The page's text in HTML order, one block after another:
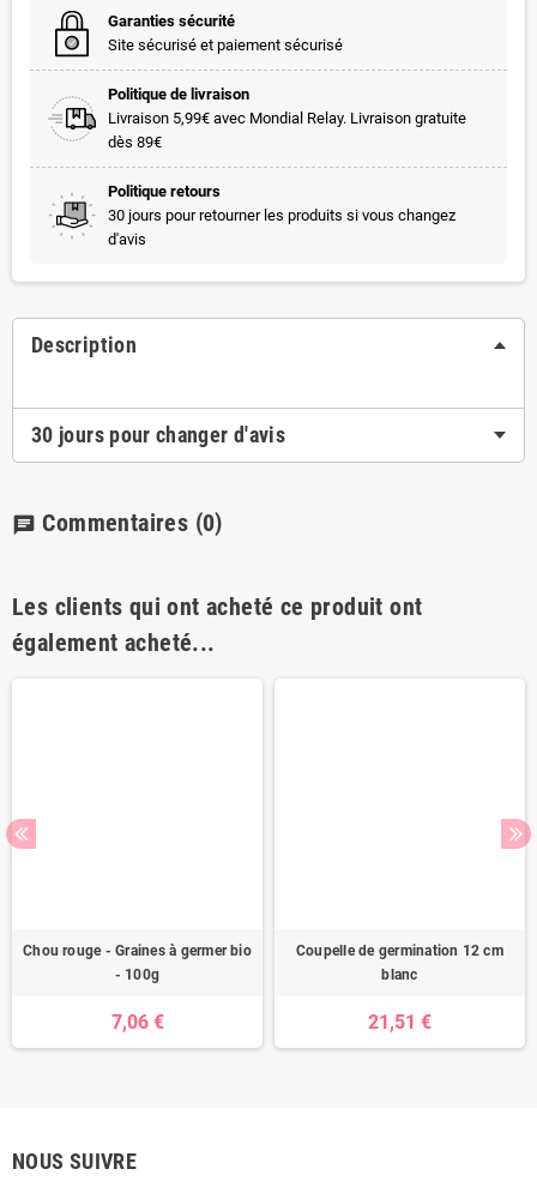
Garanties sécurité
Site sécurisé et paiement sécurisé
Politique de livraison
Livraison 5,99€ avec Mondial Relay. Livraison gratuite
dès 89€
Politique retours
30 jours pour retourner les produits si vous changez
d'avis
Description
30 jours pour changer d'avis
chat Commentaires (0)
Les clients qui ont acheté ce produit ont
également acheté...
Chou rouge - Graines à germer bio
- 100g
7,06 €
Coupelle de germination 12 cm
blanc
21,51 €
NOUS SUIVRE